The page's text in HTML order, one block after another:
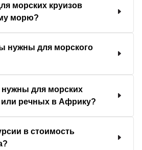
морских круизов
морю?
нужны для морского
нужны для морских
речных в Африку?
в стоимость